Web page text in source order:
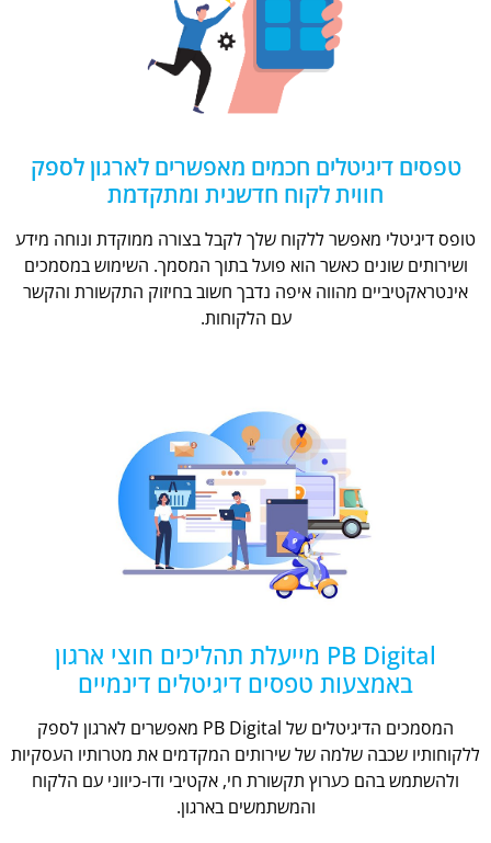
טפסים דיגיטלים חכמים מאפשרים לארגון לספק
חווית לקוח חדשנית ומתקדמת
טופס דיגיטלי מאפשר ללקוח שלך לקבל בצורה ממוקדת ונוחה מידע
ושירותים שונים כאשר הוא פועל בתוך המסמך. השימוש במסמכים
אינטראקטיביים מהווה איפה נדבך חשוב בחיזוק התקשורת והקשר
עם הלקוחות.
PB Digital מייעלת תהליכים חוצי ארגון
באמצעות טפסים דיגיטלים דינמיים
המסמכים הדיגיטלים של PB Digital מאפשרים לארגון לספק
ללקוחותיו שכבה שלמה של שירותים המקדמים את מטרותיו העסקיות
ולהשתמש בהם כערוץ תקשורת חי, אקטיבי ודו-כיווני עם הלקוח
והמשתמשים בארגון.